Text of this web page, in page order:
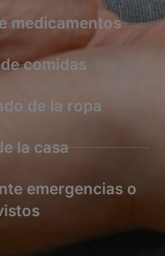
medicamentos
comidas
de la ropa
la casa
emergencias o